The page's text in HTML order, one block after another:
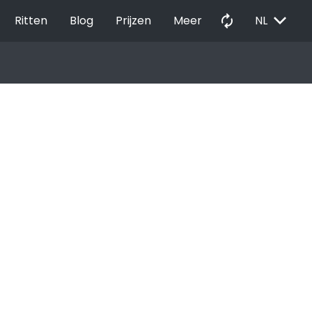
Ritten Blog Prijzen Meer autorenew NL EXPAND_MORE